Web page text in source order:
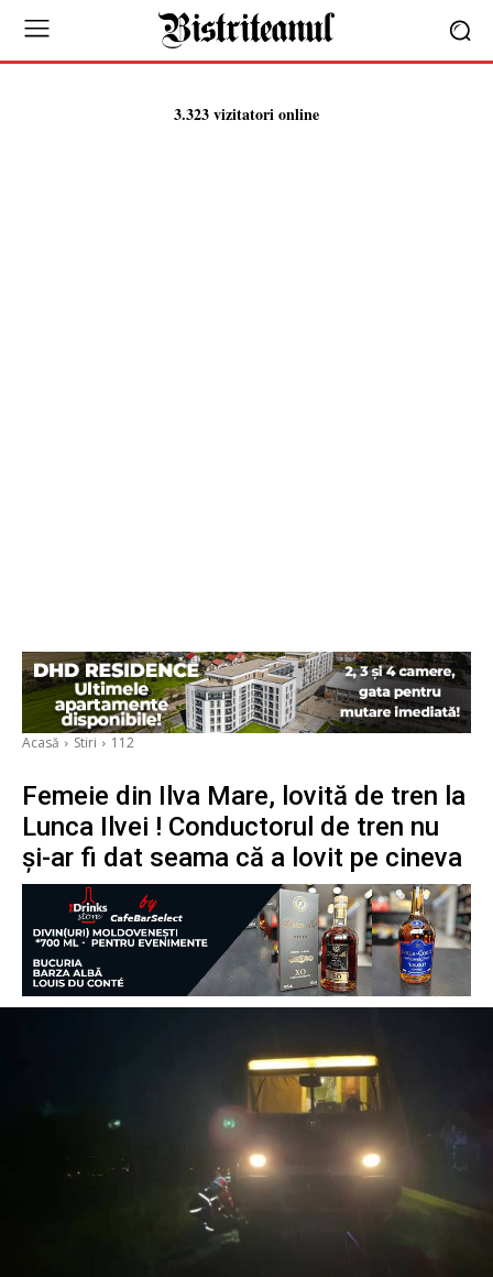
3.323 vizitatori online
Acasă Stiri 112
Femeie din Ilva Mare, lovită de tren la
Lunca Ilvei ! Conductorul de tren nu
și-ar fi dat seama că a lovit pe cineva